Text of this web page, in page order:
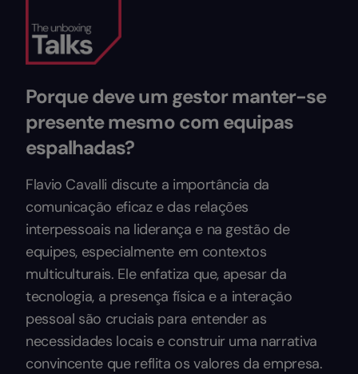
Porque deve um gestor manter-se
presente mesmo com equipas
espalhadas?
Flavio Cavalli discute a importância da
comunicação eficaz e das relações
interpessoais na liderança e na gestão de
equipes, especialmente em contextos
multiculturais. Ele enfatiza que, apesar da
tecnologia, a presença física e a interação
pessoal são cruciais para entender as
necessidades locais e construir uma narrativa
convincente que reflita os valores da empresa.